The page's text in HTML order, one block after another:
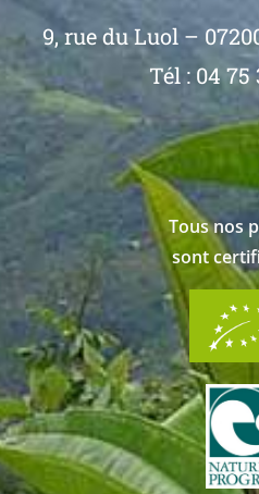
9, rue du Luol –
Tél : 04 75
Tous nos
sont